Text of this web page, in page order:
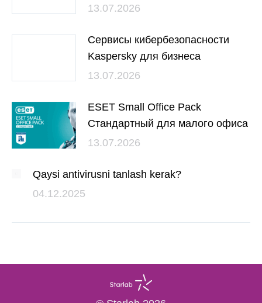
13.07.2026
Сервисы кибербезопасности
Kaspersky для бизнеса
13.07.2026
ESET Small Office Pack
Стандартный для малого офиса
13.07.2026
Qaysi antivirusni tanlash kerak?
04.12.2025